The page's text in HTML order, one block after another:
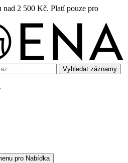
nad 2 500 Kč. Platí pouze pro
Vyhledat záznamy
pro Nabídka